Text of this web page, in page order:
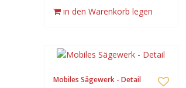
in den Warenkorb legen
Mobiles Sägewerk - Detail